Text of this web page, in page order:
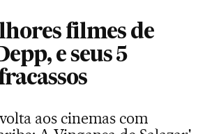
filmes de
e seus 5
aos cinemas com